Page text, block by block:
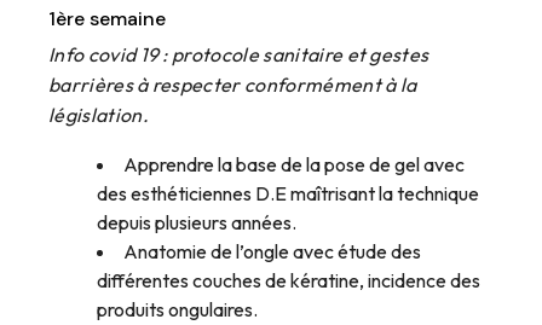
1ère semaine
Info covid 19 : protocole sanitaire et gestes
barrières à respecter conformément à la
législation.
Apprendre la base de la pose de gel avec
des esthéticiennes D.E maîtrisant la technique
depuis plusieurs années.
Anatomie de l’ongle avec étude des
différentes couches de kératine, incidence des
produits ongulaires.